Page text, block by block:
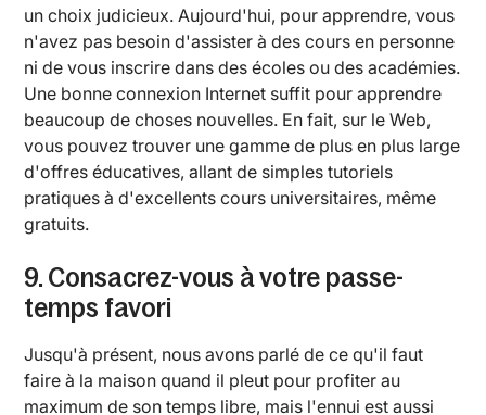
un choix judicieux. Aujourd'hui, pour apprendre, vous
n'avez pas besoin d'assister à des cours en personne
ni de vous inscrire dans des écoles ou des académies.
Une bonne connexion Internet suffit pour apprendre
beaucoup de choses nouvelles. En fait, sur le Web,
vous pouvez trouver une gamme de plus en plus large
d'offres éducatives, allant de simples tutoriels
pratiques à d'excellents cours universitaires, même
gratuits.
9. Consacrez-vous à votre passe-
temps favori
Jusqu'à présent, nous avons parlé de ce qu'il faut
faire à la maison quand il pleut pour profiter au
maximum de son temps libre, mais l'ennui est aussi